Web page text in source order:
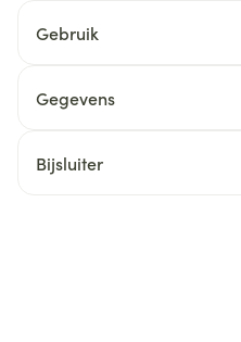
Gebruik
Gegevens
Bijsluiter